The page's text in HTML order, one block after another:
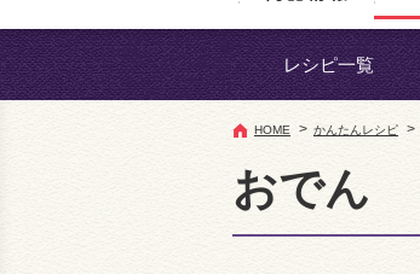
レシピ一覧
HOME > かんたんレシピ >
おでん